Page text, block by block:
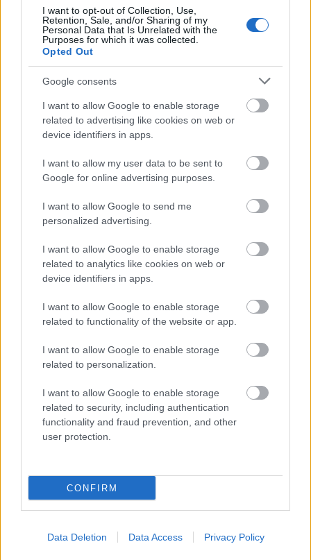
I want to opt-out of Collection, Use,
Retention, Sale, and/or Sharing of my
Personal Data that Is Unrelated with the
Purposes for which it was collected.
Opted Out
Google consents
I want to allow Google to enable storage
related to advertising like cookies on web or
device identifiers in apps.
I want to allow my user data to be sent to
Google for online advertising purposes.
I want to allow Google to send me
personalized advertising.
I want to allow Google to enable storage
related to analytics like cookies on web or
device identifiers in apps.
I want to allow Google to enable storage
related to functionality of the website or app.
I want to allow Google to enable storage
related to personalization.
I want to allow Google to enable storage
related to security, including authentication
functionality and fraud prevention, and other
user protection.
CONFIRM
Data Deletion Data Access Privacy Policy
Új gyalogosátkelők és jelzőlámpás
Másfélszeresére bővítik
Hódmezővásárhely jó hírű református
Látványos építési szakasz indult be a
Flórián téri felüljárón
HÍRLEVÉL
E-mail cím
Feliratkozom a hírlevélre és elfogadom az
LEGNÉZETTEBB